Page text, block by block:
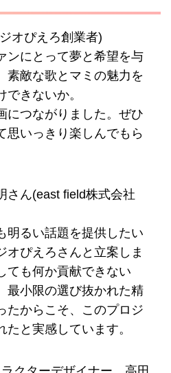
オぴえろ創業者)
ンにとって夢と希望を与
素敵な歌とマミの魅力を
きないか。
につながりました。ぜひ
思いっきり楽しんでもら
ん(east field株式会社
明るい話題を提供したい
オぴえろさんと立案しま
ても何か貢献できない
最小限の選び抜かれた精
たからこそ、このプロジ
たと実感しています。